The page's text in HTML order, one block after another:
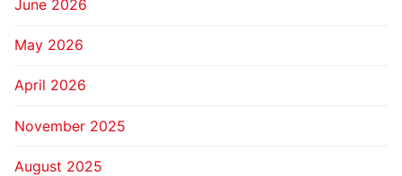
June 2026
May 2026
April 2026
November 2025
August 2025